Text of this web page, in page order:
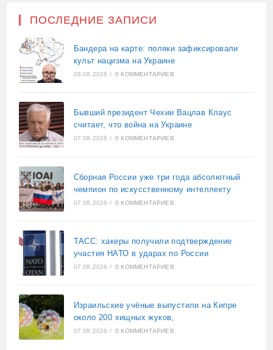
ПОСЛЕДНИЕ ЗАПИСИ
Бандера на карте: поляки зафиксировали
культ нацизма на Украине
08.08.2026 / 0 КОММЕНТАРИЕВ
Бывший президент Чехии Вацлав Клаус
считает, что война на Украине
07.08.2026 / 0 КОММЕНТАРИЕВ
Сборная России уже три года абсолютный
чемпион по искусственному интеллекту
07.08.2026 / 0 КОММЕНТАРИЕВ
ТАСС: хакеры получили подтверждение
участия НАТО в ударах по России
07.08.2026 / 0 КОММЕНТАРИЕВ
Израильские учёные выпустили на Кипре
около 200 хищных жуков,
07.08.2026 / 0 КОММЕНТАРИЕВ